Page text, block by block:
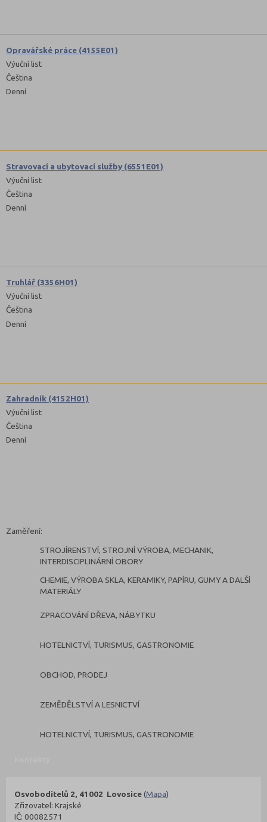
Opravářské práce (4155E01)
Výuční list
Čeština
Denní
Stravovací a ubytovací služby (6551E01)
Výuční list
Čeština
Denní
Truhlář (3356H01)
Výuční list
Čeština
Denní
Zahradník (4152H01)
Výuční list
Čeština
Denní
Zaměření:
STROJÍRENSTVÍ, STROJNÍ VÝROBA, MECHANIK,
INTERDISCIPLINÁRNÍ OBORY
CHEMIE, VÝROBA SKLA, KERAMIKY, PAPÍRU, GUMY A DALŠÍ
MATERIÁLY
ZPRACOVÁNÍ DŘEVA, NÁBYTKU
HOTELNICTVÍ, TURISMUS, GASTRONOMIE
OBCHOD, PRODEJ
ZEMĚDĚLSTVÍ A LESNICTVÍ
HOTELNICTVÍ, TURISMUS, GASTRONOMIE
Osvoboditelů 2, 41002 Lovosice(Mapa)
Zřizovatel: Krajské
IČ: 00082571